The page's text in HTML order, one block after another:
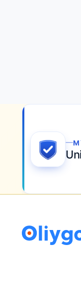
MY.OLIYGOH.UZ
Universitetga